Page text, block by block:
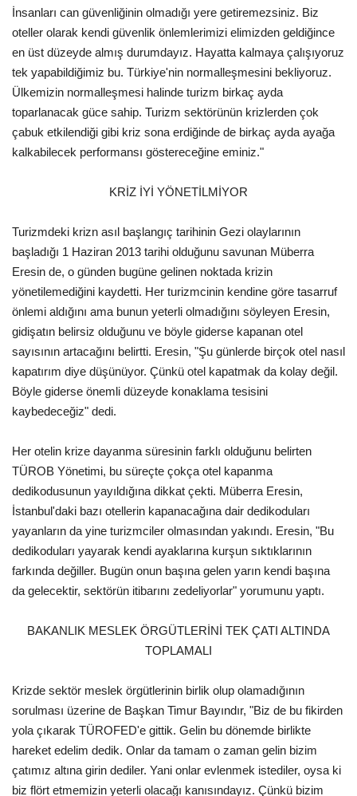
İnsanları can güvenliğinin olmadığı yere getiremezsiniz. Biz
oteller olarak kendi güvenlik önlemlerimizi elimizden geldiğince
en üst düzeyde almış durumdayız. Hayatta kalmaya çalışıyoruz
tek yapabildiğimiz bu. Türkiye'nin normalleşmesini bekliyoruz.
Ülkemizin normalleşmesi halinde turizm birkaç ayda
toparlanacak güce sahip. Turizm sektörünün krizlerden çok
çabuk etkilendiği gibi kriz sona erdiğinde de birkaç ayda ayağa
kalkabilecek performansı göstereceğine eminiz."
KRİZ İYİ YÖNETİLMİYOR
Turizmdeki krizn asıl başlangıç tarihinin Gezi olaylarının
başladığı 1 Haziran 2013 tarihi olduğunu savunan Müberra
Eresin de, o günden bugüne gelinen noktada krizin
yönetilemediğini kaydetti. Her turizmcinin kendine göre tasarruf
önlemi aldığını ama bunun yeterli olmadığını söyleyen Eresin,
gidişatın belirsiz olduğunu ve böyle giderse kapanan otel
sayısının artacağını belirtti. Eresin, "Şu günlerde birçok otel nasıl
kapatırım diye düşünüyor. Çünkü otel kapatmak da kolay değil.
Böyle giderse önemli düzeyde konaklama tesisini
kaybedeceğiz" dedi.
Her otelin krize dayanma süresinin farklı olduğunu belirten
TÜROB Yönetimi, bu süreçte çokça otel kapanma
dedikodusunun yayıldığına dikkat çekti. Müberra Eresin,
İstanbul'daki bazı otellerin kapanacağına dair dedikoduları
yayanların da yine turizmciler olmasından yakındı. Eresin, "Bu
dedikoduları yayarak kendi ayaklarına kurşun sıktıklarının
farkında değiller. Bugün onun başına gelen yarın kendi başına
da gelecektir, sektörün itibarını zedeliyorlar" yorumunu yaptı.
BAKANLIK MESLEK ÖRGÜTLERİNİ TEK ÇATI ALTINDA
TOPLAMALI
Krizde sektör meslek örgütlerinin birlik olup olamadığının
sorulması üzerine de Başkan Timur Bayındır, "Biz de bu fikirden
yola çıkarak TÜROFED'e gittik. Gelin bu dönemde birlikte
hareket edelim dedik. Onlar da tamam o zaman gelin bizim
çatımız altına girin dediler. Yani onlar evlenmek istediler, oysa ki
biz flört etmemizin yeterli olacağı kanısındayız. Çünkü bizim